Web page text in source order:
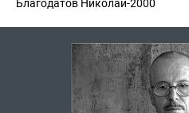
Благодатов Николай-2000